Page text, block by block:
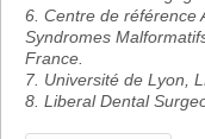
6. Centre de référence
Syndromes
France.
7. Université de Lyon,
8. Liberal Dental